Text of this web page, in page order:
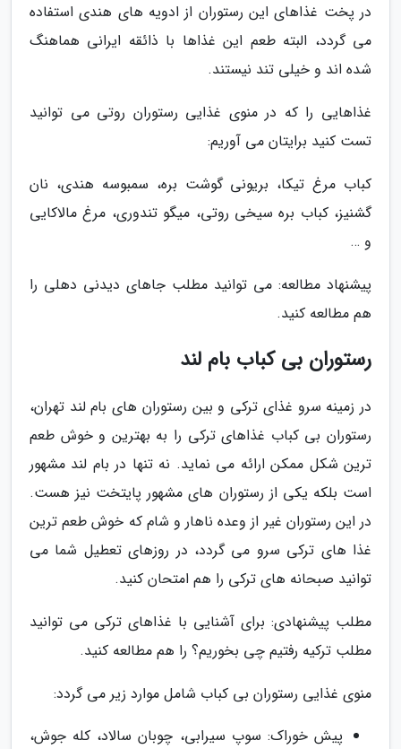
در پخت غذاهای این رستوران از ادویه های هندی استفاده
می گردد، البته طعم این غذاها با ذائقه ایرانی هماهنگ
شده اند و خیلی تند نیستند.
غذاهایی را که در منوی غذایی رستوران روتی می توانید
تست کنید برایتان می آوریم:
کباب مرغ تیکا، بریونی گوشت بره، سمبوسه هندی، نان
گشنیز، کباب بره سیخی روتی، میگو تندوری، مرغ مالاکایی
و …
پیشنهاد مطالعه: می توانید مطلب جاهای دیدنی دهلی را
هم مطالعه کنید.
رستوران بی کباب بام لند
در زمینه سرو غذای ترکی و بین رستوران های بام لند تهران،
رستوران بی کباب غذاهای ترکی را به بهترین و خوش طعم
ترین شکل ممکن ارائه می نماید. نه تنها در بام لند مشهور
است بلکه یکی از رستوران های مشهور پایتخت نیز هست.
در این رستوران غیر از وعده ناهار و شام که خوش طعم ترین
غذا های ترکی سرو می گردد، در روزهای تعطیل شما می
توانید صبحانه های ترکی را هم امتحان کنید.
مطلب پیشنهادی: برای آشنایی با غذاهای ترکی می توانید
مطلب ترکیه رفتیم چی بخوریم؟ را هم مطالعه کنید.
منوی غذایی رستوران بی کباب شامل موارد زیر می گردد:
پیش خوراک: سوپ سیرابی، چوبان سالاد، کله جوش،